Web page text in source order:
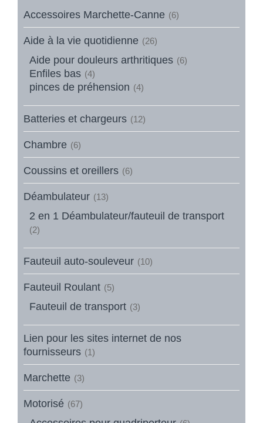
Accessoires Marchette-Canne (6)
Aide à la vie quotidienne (26)
Aide pour douleurs arthritiques (6)
Enfiles bas (4)
pinces de préhension (4)
Batteries et chargeurs (12)
Chambre (6)
Coussins et oreillers (6)
Déambulateur (13)
2 en 1 Déambulateur/fauteuil de transport
(2)
Fauteuil auto-souleveur (10)
Fauteuil Roulant (5)
Fauteuil de transport (3)
Lien pour les sites internet de nos
fournisseurs (1)
Marchette (3)
Motorisé (67)